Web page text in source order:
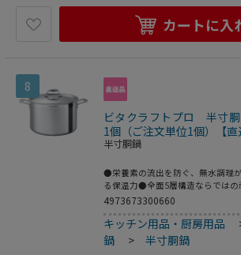
カートに入
8
ビタクラフトプロ 半寸
1個（ご注文単位1個）【直
半寸胴鍋
●栄養素の流出を防ぐ、無水調理
る保温力●全面5層構造ならでは
マルチ対応（ガスコンロ・電磁調
厚は2．5mm（全面5層構造）。●
す。（調理容量は7～8分目以下に
層構造のビタクラフト。側面にも
4973673300660
キッチン用品・厨房用品
鍋
>半寸胴鍋